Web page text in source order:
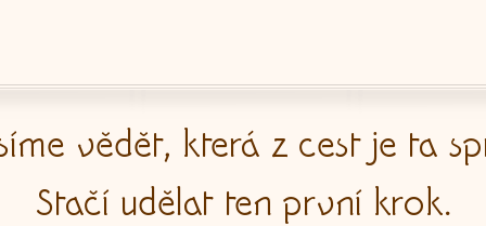
vědět, která z cest je ta
Stačí udělat ten první krok.